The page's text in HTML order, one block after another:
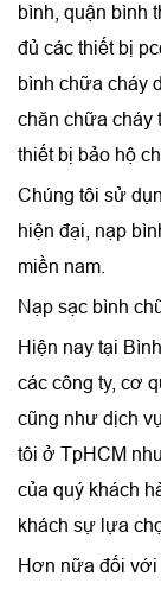
bình, quận bình
đủ các thiết bị
bình chữa cháy
chăn chữa cháy
thiết bị bảo hộ
Chúng tôi sử
hiện đại, nạp
miền nam.
Nạp sạc bình
Hiện nay tại
các công ty, cơ
cũng như dịch
tôi ở TpHCM
của quý khách
khách sự lựa
Hơn nữa đối